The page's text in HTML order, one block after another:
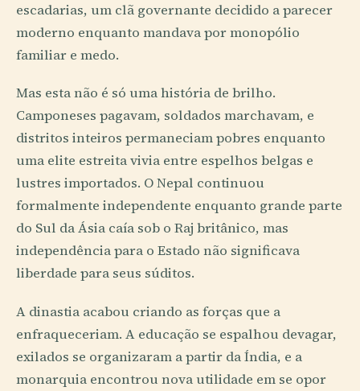
escadarias, um clã governante decidido a parecer
moderno enquanto mandava por monopólio
familiar e medo.
Mas esta não é só uma história de brilho.
Camponeses pagavam, soldados marchavam, e
distritos inteiros permaneciam pobres enquanto
uma elite estreita vivia entre espelhos belgas e
lustres importados. O Nepal continuou
formalmente independente enquanto grande parte
do Sul da Ásia caía sob o Raj britânico, mas
independência para o Estado não significava
liberdade para seus súditos.
A dinastia acabou criando as forças que a
enfraqueceriam. A educação se espalhou devagar,
exilados se organizaram a partir da Índia, e a
monarquia encontrou nova utilidade em se opor